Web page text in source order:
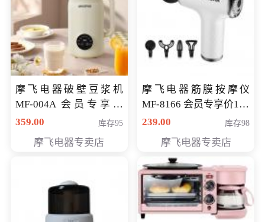
摩飞电器破壁豆浆机
MF-004A 会员专享价
168元
359.00 库存95
摩飞电器专卖店
摩飞电器筋膜按摩仪
MF-8166 会员专享价168
元
239.00 库存98
摩飞电器专卖店